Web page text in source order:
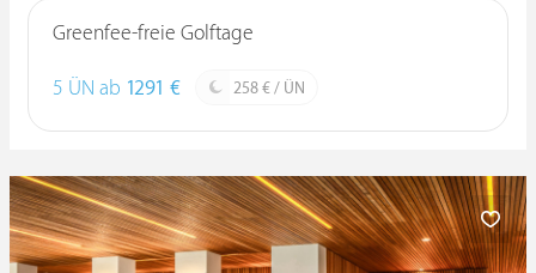
Greenfee-freie Golftage
5 ÜN ab 1291 € 258 € / ÜN